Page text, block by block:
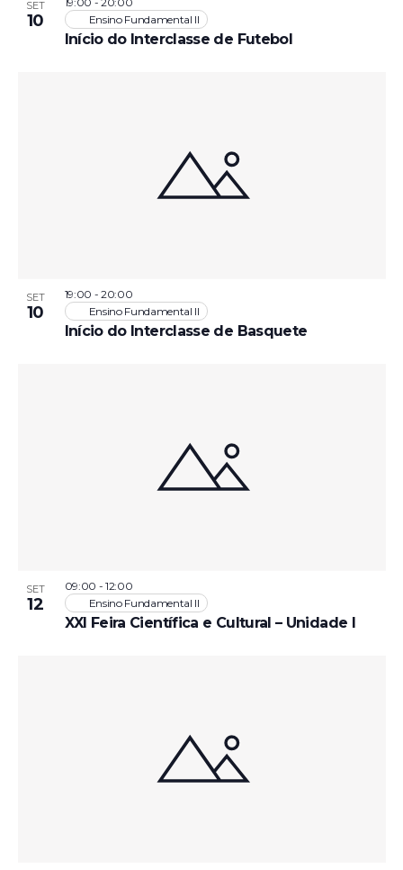
SET
10
Início do Interclasse de Futebol
Ensino Fundamental II
SET
10
Início do Interclasse de Basquete
19:00 - 20:00
Ensino Fundamental II
SET
12
XXI Feira Científica e Cultural – Unidade I
09:00 - 12:00
Ensino Fundamental II